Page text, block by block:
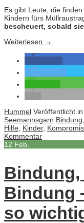
Es gibt Leute, die
Kindern fürs
bescheuert, sobald
Weiterlesen →
Hummel Veröffentlicht in
Seemannsgarn Bindung
Hilfe Kinder,
Kommentar
12 Feb.
Bindung
so